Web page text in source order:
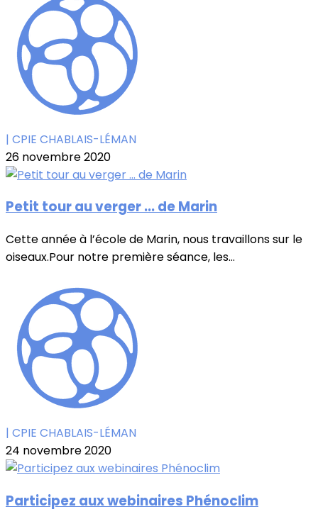
| CPIE CHABLAIS-LÉMAN
26 novembre 2020
Petit tour au verger ... de Marin
Cette année à l’école de Marin, nous travaillons sur le
oiseaux.Pour notre première séance, les...
| CPIE CHABLAIS-LÉMAN
24 novembre 2020
Participez aux webinaires Phénoclim